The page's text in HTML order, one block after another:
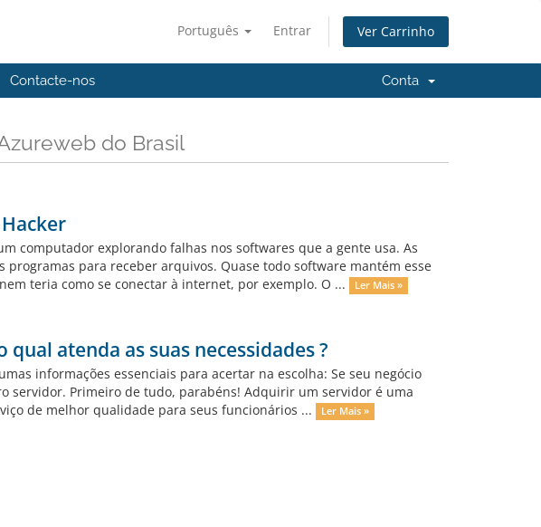
Português Entrar Ver Carrinho
Contacte-nos Conta
do Brasil
computador explorando falhas nos softwares que a gente usa. As
programas para receber arquivos. Quase todo software mantém esse
teria como se conectar à internet, por exemplo. O ...
Ler Mais »
atenda as suas necessidades ?
informações essenciais para acertar na escolha: Se seu negócio
servidor. Primeiro de tudo, parabéns! Adquirir um servidor é uma
de melhor qualidade para seus funcionários ...
Ler Mais »